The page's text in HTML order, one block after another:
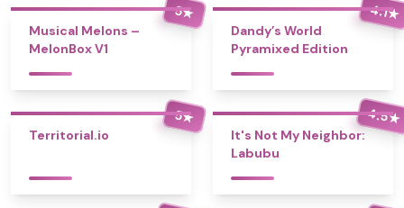
5★
Musical Melons –
MelonBox V1
4.1★
Dandy’s World
Pyramixed Edition
5★
Territorial.io
4.5★
It's Not My Neighbor:
Labubu